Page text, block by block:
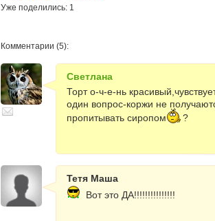
Уже поделились: 1
Комментарии (5):
Светлана
Торт о-ч-е-нь
один вопрос-коржи не
пропитывать сиропом
?
Тетя Маша
Вот это ДА!!!!!!!!!!!!!!!